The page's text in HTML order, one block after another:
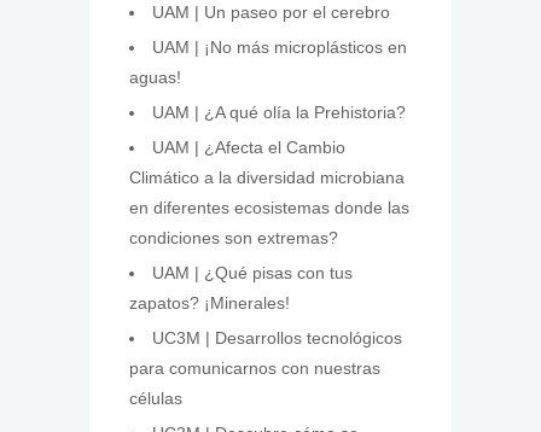
UAM | Un paseo por el cerebro
UAM | ¡No más microplásticos en
aguas!
UAM | ¿A qué olía la Prehistoria?
UAM | ¿Afecta el Cambio
Climático a la diversidad microbiana
en diferentes ecosistemas donde las
condiciones son extremas?
UAM | ¿Qué pisas con tus
zapatos? ¡Minerales!
UC3M | Desarrollos tecnológicos
para comunicarnos con nuestras
células